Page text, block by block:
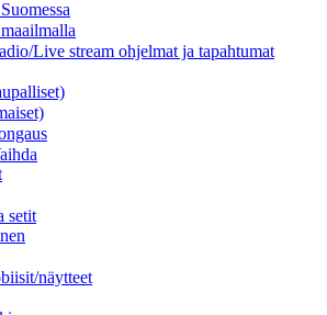
Live stream ohjelmat ja tapahtumat
setit
näytteet